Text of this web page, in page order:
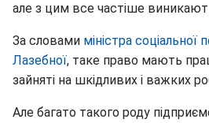
але з цим все частіше
За словами міністра соціальної
Лазебної, таке право мають
зайняті на шкідливих і важких
Але багато такого роду